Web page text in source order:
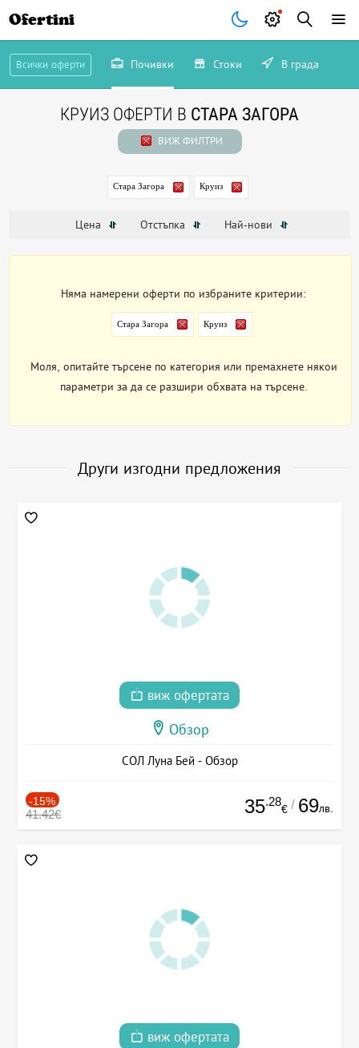
Ofertini
Всички оферти Почивки Стоки В града
КРУИЗ ОФЕРТИ В СТАРА ЗАГОРА
ВИЖ ФИЛТРИ
Стара Загора Круиз
Цена Отстъпка Най-нови
Няма намерени оферти по избраните критерии:
Стара Загора Круиз
Моля, опитайте търсене по категория или премахнете някои
параметри за да се разшири обхвата на търсене.
Други изгодни предложения
виж офертата
Обзор
СОЛ Луна Бей - Обзор
-15%
41.42€ 35.28
€ / 69лв.
виж офертата